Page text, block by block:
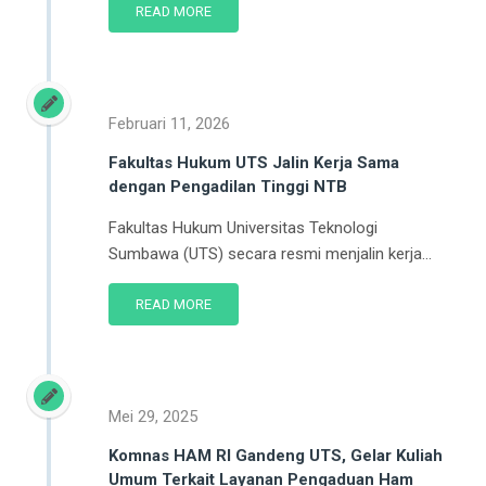
READ MORE
Fakultas Hukum UTS Jalin Kerja Sama
dengan Pengadilan Tinggi NTB
Fakultas Hukum Universitas Teknologi
Sumbawa (UTS) secara resmi menjalin kerja...
READ MORE
Februari 11, 2026
Komnas HAM RI Gandeng UTS, Gelar Kuliah
Umum Terkait Layanan Pengaduan Ham
Mei 29, 2025